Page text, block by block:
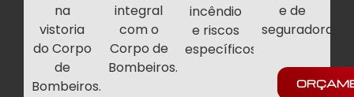
na
vistoria
do Corpo
de
Bombeiros.
integral
com o
Corpo de
Bombeiros.
incêndio
e riscos
específicos.
e de
seguradoras.